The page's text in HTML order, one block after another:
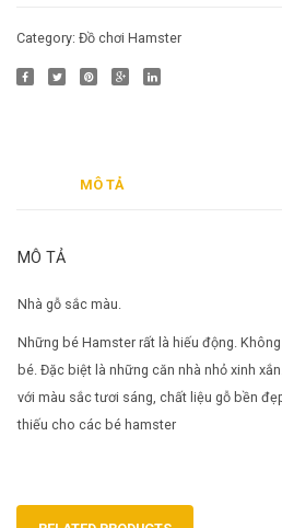
Category: Đồ chơi Hamster
MÔ TẢ
MÔ TẢ
Nhà gỗ sắc màu.
Những bé Hamster rất là hiếu động.
bé. Đặc biệt là những căn nhà nhỏ xinh
với màu sắc tươi sáng, chất liệu gỗ bền
thiếu cho các bé hamster